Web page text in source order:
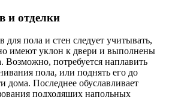
и отделки
пола и стен следует учитывать,
имеют уклон к двери и выполнены
Возможно, потребуется наплавить
пола, или поднять его до
дома. Последнее обуславливает
подходящих напольных